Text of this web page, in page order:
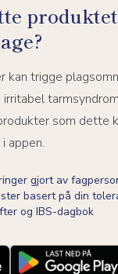
kan trigge
som dette
appen.
gjort av
basert på din
og IBS-dagbok